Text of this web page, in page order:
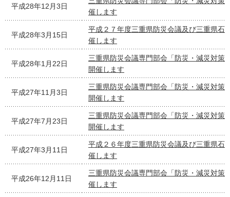
平成28年12月3日
催します
平成28年3月15日
平成２７年度三重県防災会議及び三重県石
催します
平成28年1月22日
三重県防災会議専門部会「防災・減災対策
開催します
平成27年11月3日
三重県防災会議専門部会「防災・減災対策
開催します
平成27年7月23日
三重県防災会議専門部会「防災・減災対策
開催します
平成27年3月11日
平成２６年度三重県防災会議及び三重県石
催します
平成26年12月11日
三重県防災会議専門部会「防災・減災対策
催します